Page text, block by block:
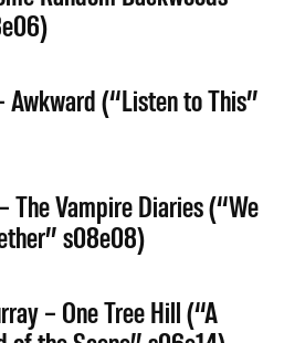
Awkward (“Listen to This”
The Vampire Diaries (“We
s08e08)
– One Tree Hill (“A